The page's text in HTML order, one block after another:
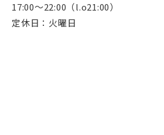
17:00〜22:00（l.o21:00）
定休日：火曜日